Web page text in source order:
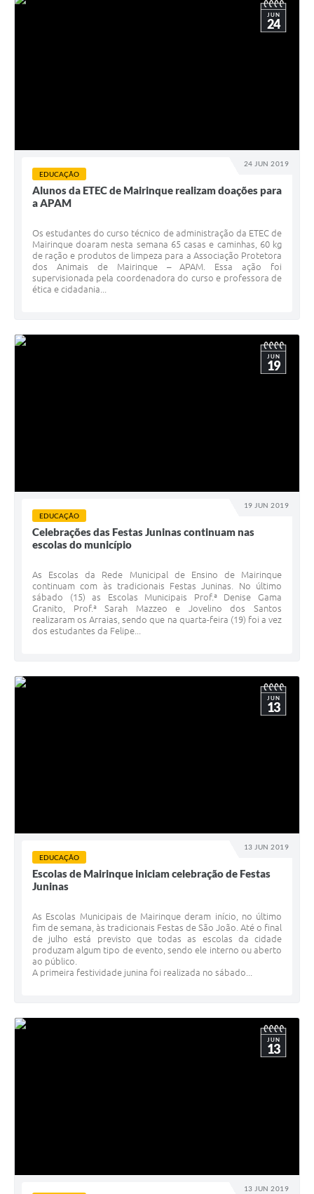
24 JUN 2019
JUN
24
EDUCAÇÃO
Alunos da ETEC de Mairinque realizam doações para
a APAM
Os estudantes do curso técnico de administração da ETEC de
Mairinque doaram nesta semana 65 casas e caminhas, 60 kg
de ração e produtos de limpeza para a Associação Protetora
dos Animais de Mairinque – APAM. Essa ação foi
supervisionada pela coordenadora do curso e professora de
ética e cidadania...
19 JUN 2019
JUN
19
EDUCAÇÃO
Celebrações das Festas Juninas continuam nas
escolas do município
As Escolas da Rede Municipal de Ensino de Mairinque
continuam com às tradicionais Festas Juninas. No último
sábado (15) as Escolas Municipais Prof.ª Denise Gama
Granito, Prof.ª Sarah Mazzeo e Jovelino dos Santos
realizaram os Arraias, sendo que na quarta-feira (19) foi a vez
dos estudantes da Felipe...
13 JUN 2019
JUN
13
EDUCAÇÃO
Escolas de Mairinque iniciam celebração de Festas
Juninas
As Escolas Municipais de Mairinque deram início, no último
fim de semana, às tradicionais Festas de São João. Até o final
de julho está previsto que todas as escolas da cidade
produzam algum tipo de evento, sendo ele interno ou aberto
ao público.
A primeira festividade junina foi realizada no sábado...
13 JUN 2019
JUN
13